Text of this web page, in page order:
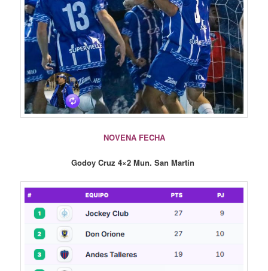
NOVENA FECHA
Godoy Cruz 4×2 Mun. San Martín